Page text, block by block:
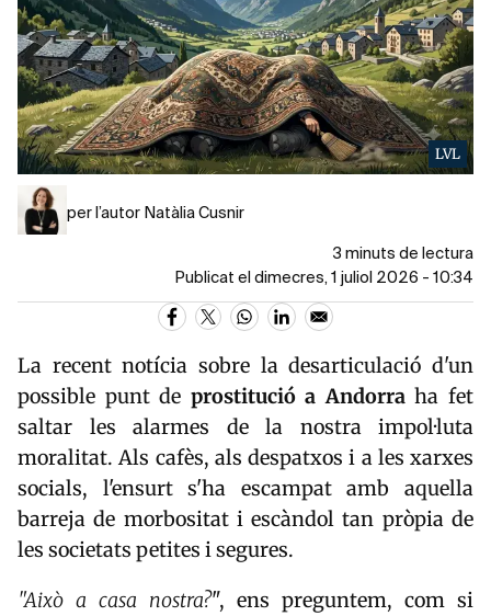
LVL
per l’autor Natàlia Cusnir
3 minuts de lectura
Publicat el dimecres, 1 juliol 2026 - 10:34
La recent notícia sobre la desarticulació d'un
possible punt de prostitució a Andorraha fet
saltar les alarmes de la nostra impol·luta
moralitat. Als cafès, als despatxos i a les xarxes
socials, l'ensurt s'ha escampat amb aquella
barreja de morbositat i escàndol tan pròpia de
les societats petites i segures.
"Això a casa nostra?", ens preguntem, com si